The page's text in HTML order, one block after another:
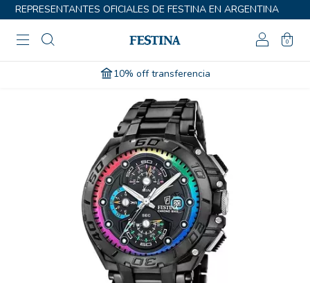
REPRESENTANTES OFICIALES DE FESTINA EN ARGENTINA
0
10% off transferencia